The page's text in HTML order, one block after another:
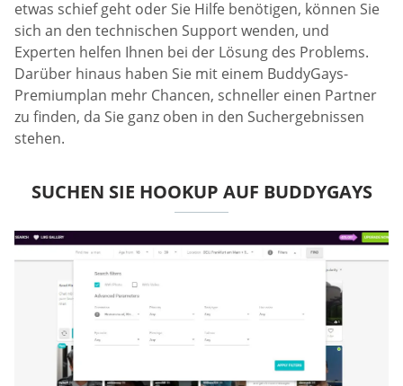
etwas schief geht oder Sie Hilfe benötigen, können Sie
sich an den technischen Support wenden, und
Experten helfen Ihnen bei der Lösung des Problems.
Darüber hinaus haben Sie mit einem BuddyGays-
Premiumplan mehr Chancen, schneller einen Partner
zu finden, da Sie ganz oben in den Suchergebnissen
stehen.
SUCHEN SIE HOOKUP AUF BUDDYGAYS